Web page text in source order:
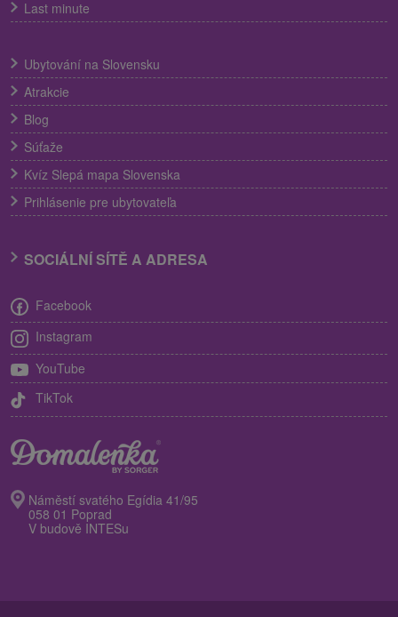
Last minute
Ubytování na Slovensku
Atrakcie
Blog
Súťaže
Kvíz Slepá mapa Slovenska
Prihlásenie pre ubytovateľa
SOCIÁLNÍ SÍTĚ A ADRESA
Facebook
Instagram
YouTube
TikTok
Náměstí svatého Egídia 41/95
058 01 Poprad
V budově INTESu